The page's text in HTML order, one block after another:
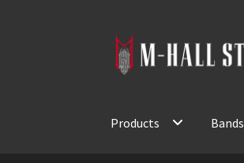
Skip
to
Skip
to
Products Bands